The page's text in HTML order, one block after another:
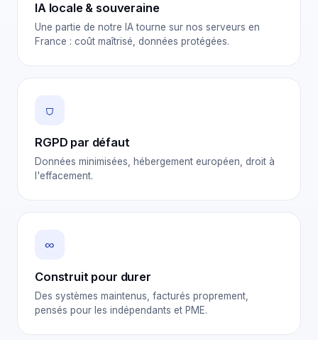
IA locale & souveraine
Une partie de notre IA tourne sur nos serveurs en
France : coût maîtrisé, données protégées.
⛉
RGPD par défaut
Données minimisées, hébergement européen, droit à
l'effacement.
∞
Construit pour durer
Des systèmes maintenus, facturés proprement,
pensés pour les indépendants et PME.